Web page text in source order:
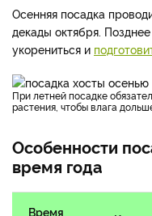
Осенняя посадка
декады октября.
укорениться и
При летней посадке обязательно замульчировать грунт вокруг
растения, чтобы влага
Особенности
время года
Время